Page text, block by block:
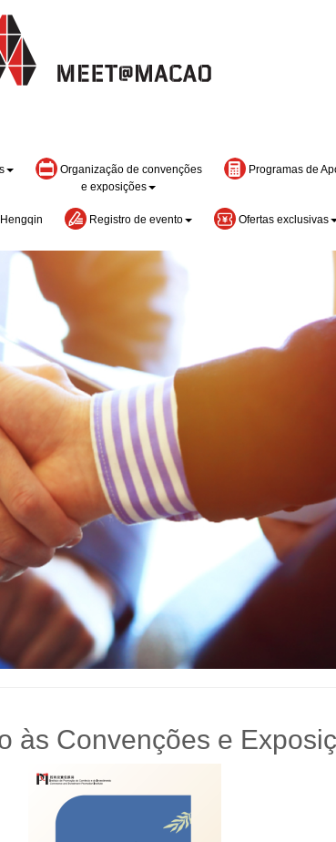
Organização de convenções
e exposições
Programas de
Registro de evento Ofertas exclusivas
às Convenções e